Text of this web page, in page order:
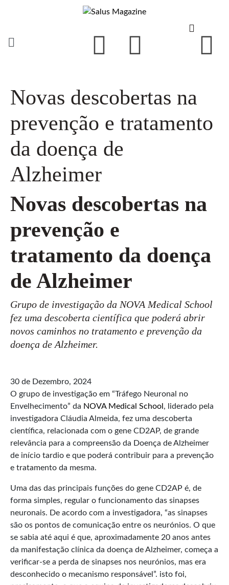
Novas descobertas na
prevenção e tratamento
da doença de
Alzheimer
Novas descobertas na
prevenção e
tratamento da doença
de Alzheimer
Grupo de investigação da NOVA Medical School
fez uma descoberta científica que poderá abrir
novos caminhos no tratamento e prevenção da
doença de Alzheimer.
30 de Dezembro, 2024
O grupo de investigação em “Tráfego Neuronal no
Envelhecimento” da NOVA Medical School , liderado pela
investigadora Cláudia Almeida, fez uma descoberta
científica, relacionada com o gene CD2AP, de grande
relevância para a compreensão da Doença de Alzheimer
de início tardio e que poderá contribuir para a prevenção
e tratamento da mesma.
Uma das das principais funções do gene CD2AP é, de
forma simples, regular o funcionamento das sinapses
neuronais. De acordo com a investigadora, “as sinapses
são os pontos de comunicação entre os neurónios. O que
se sabia até aqui é que, aproximadamente 20 anos antes
da manifestação clínica da doença de Alzheimer, começa a
verificar-se a perda de sinapses nos neurónios, mas era
desconhecido o mecanismo responsável”. isto foi,